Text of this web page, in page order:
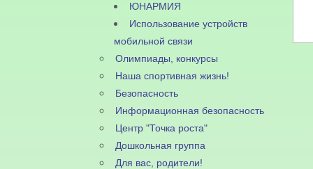
ЮНАРМИЯ
Использование устройств
мобильной связи
Олимпиады, конкурсы
Наша спортивная жизнь!
Безопасность
Информационная безопасность
Центр "Точка роста"
Дошкольная группа
Для вас, родители!